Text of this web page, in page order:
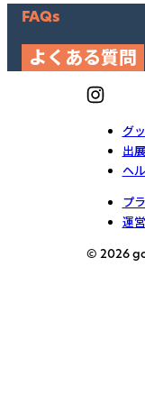
FAQs
よくある質問
グ
出
ヘ
プ
運
© 2026